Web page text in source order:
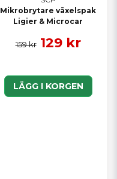
Mikrobrytare växelspak
Ligier & Microcar
159 kr 129 kr
LÄGG I KORGEN